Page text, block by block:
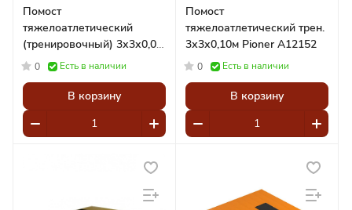
Помост
тяжелоатлетический
(тренировочный) 3х3х0,05
м Pioner A12032
0 Есть в наличии
В корзину
Помост
тяжелоатлетический трен.
3х3х0,10м Pioner A12152
0 Есть в наличии
В корзину